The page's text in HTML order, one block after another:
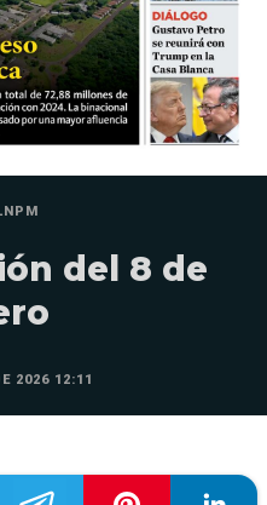
del 8 de
2026 12:11